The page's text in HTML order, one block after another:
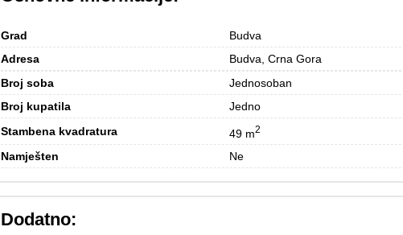
Grad
Budva
Adresa
Budva, Crna Gora
Broj soba
Jednosoban
Broj kupatila
Jedno
Stambena kvadratura
49 m2
Namješten Ne
Dodatno: